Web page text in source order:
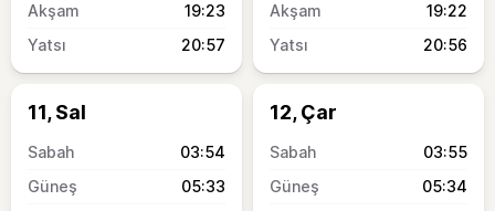
19:23
20:57
19:22
20:56
11, Sal
03:54
05:33
12, Çar
03:55
05:34